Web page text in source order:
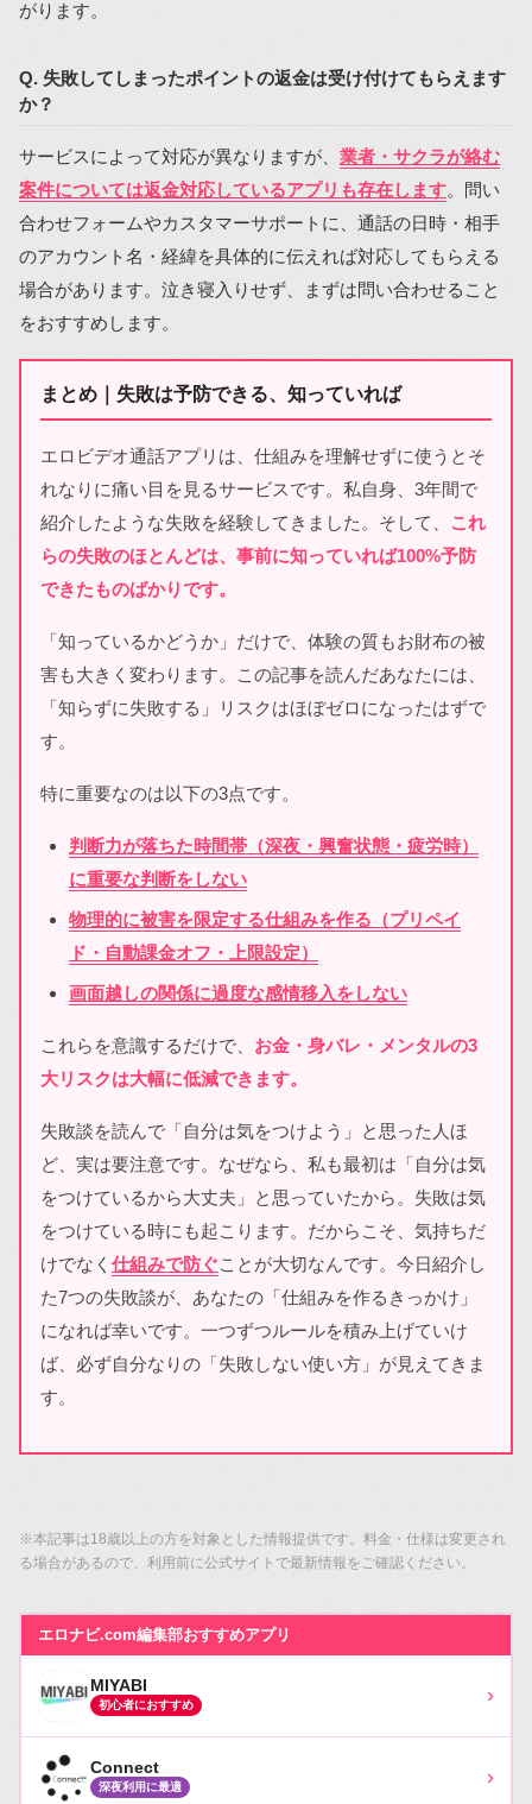
がります。
Q. 失敗してしまったポイントの返金は受け付けてもらえます
か？
サービスによって対応が異なりますが、 業者・サクラが絡む
案件については返金対応しているアプリも存在します。問い
合わせフォームやカスタマーサポートに、通話の日時・相手
のアカウント名・経緯を具体的に伝えれば対応してもらえる
場合があります。泣き寝入りせず、まずは問い合わせること
をおすすめします。
まとめ｜失敗は予防できる、知っていれば
エロビデオ通話アプリは、仕組みを理解せずに使うとそ
れなりに痛い目を見るサービスです。私自身、3年間で
紹介したような失敗を経験してきました。そして、 これ
らの失敗のほとんどは、事前に知っていれば100%予防
できたものばかりです。
「知っているかどうか」だけで、体験の質もお財布の被
害も大きく変わります。この記事を読んだあなたには、
「知らずに失敗する」リスクはほぼゼロになったはずで
す。
特に重要なのは以下の3点です。
判断力が落ちた時間帯（深夜・興奮状態・疲労時）
に重要な判断をしない
物理的に被害を限定する仕組みを作る（プリペイ
ド・自動課金オフ・上限設定）
画面越しの関係に過度な感情移入をしない
これらを意識するだけで、 お金・身バレ・メンタルの3
大リスクは大幅に低減できます。
失敗談を読んで「自分は気をつけよう」と思った人ほ
ど、実は要注意です。なぜなら、私も最初は「自分は気
をつけているから大丈夫」と思っていたから。失敗は気
をつけている時にも起こります。だからこそ、気持ちだ
けでなく 仕組みで防ぐことが大切なんです。今日紹介し
た7つの失敗談が、あなたの「仕組みを作るきっかけ」
になれば幸いです。一つずつルールを積み上げていけ
ば、必ず自分なりの「失敗しない使い方」が見えてきま
す。
※本記事は18歳以上の方を対象とした情報提供です。料金・仕様は変更され
る場合があるので、利用前に公式サイトで最新情報をご確認ください。
エロナビ.com編集部おすすめアプリ
MIYABI
初心者におすすめ ›
Connect
深夜利用に最適 ›